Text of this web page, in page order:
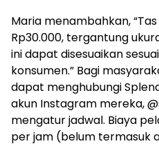
Maria menambahkan,
Rp30.000, tergantung
ini dapat disesuaikan
konsumen.” Bagi
dapat menghubungi
akun Instagram mereka,
mengatur jadwal. Biaya
per jam (belum termasuk